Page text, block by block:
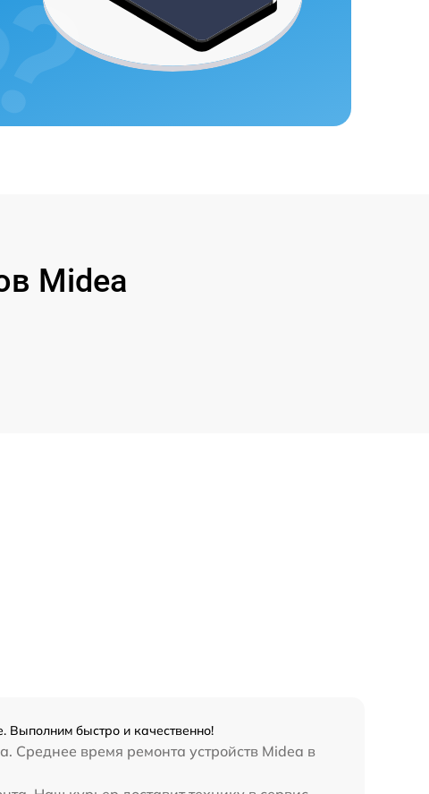
Midea
Выполним быстро и качественно!
Среднее время ремонта устройств Midea в